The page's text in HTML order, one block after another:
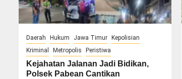
Daerah Hukum Jawa Timur
Kepolisian
Kriminal
Metropolis Peristiwa
Kejahatan Jalanan Jadi Bidikan,
Polsek Pabean Cantikan